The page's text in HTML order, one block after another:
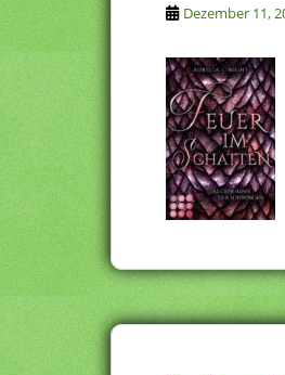
Dezember 11,